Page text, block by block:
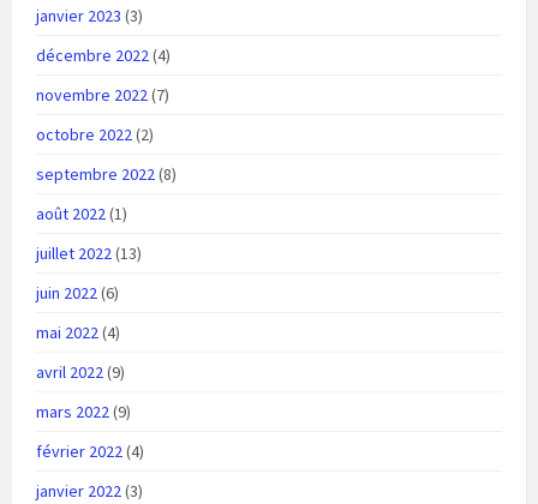
janvier 2023 (3)
décembre 2022(4)
novembre 2022(7)
octobre 2022(2)
septembre 2022(8)
août 2022(1)
juillet 2022(13)
juin 2022(6)
mai 2022(4)
avril 2022(9)
mars 2022(9)
février 2022(4)
janvier 2022(3)